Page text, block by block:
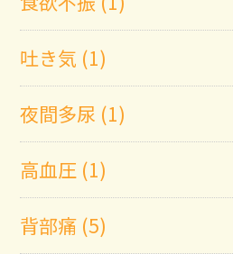
吐き気 (1)
夜間多尿 (1)
高血圧 (1)
背部痛 (5)